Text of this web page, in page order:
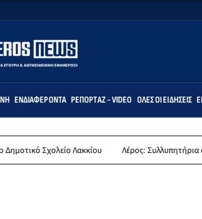
ΕΝΔΙΑΦΈΡΟΝΤΑ ΡΕΠΟΡΤΆΖ - VIDEO ΌΛΕΣ ΟΙ ΕΙΔΉΣΕΙΣ
Λακκίου Λέρος: Συλλυπητήρια